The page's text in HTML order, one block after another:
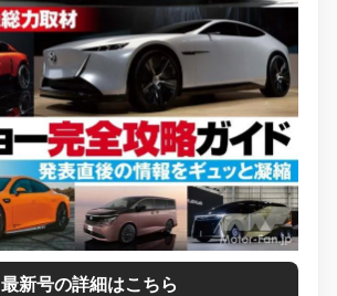
最新号の詳細はこちら